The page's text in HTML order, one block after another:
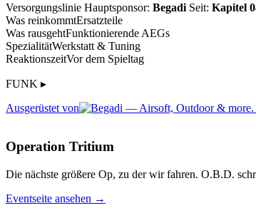
Versorgungslinie Hauptsponsor: Begadi Seit: Kapitel
Was reinkommtErsatzteile
Was rausgehtFunktionierende AEGs
SpezialitätWerkstatt & Tuning
ReaktionszeitVor dem Spieltag
FUNK ▸
Ausgerüstet von
Operation Tritium
Die nächste größere Op, zu der wir fahren. O.B.D.
Eventseite ansehen →